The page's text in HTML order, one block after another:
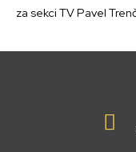
za sekci TV Pavel